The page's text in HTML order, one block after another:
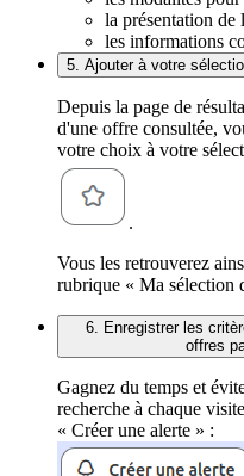
la présentation de
les informations
5. Ajouter à votre
Depuis la page de
d'une offre consultée,
votre choix à votre
.
Vous les retrouverez
rubrique « Ma sélection
6. Enregistrer les
offres
Gagnez du temps et
recherche à chaque
« Créer une alerte » :